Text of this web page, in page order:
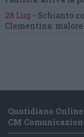
28 Lug - Schianto
Clementina:
Quotidiano
CM